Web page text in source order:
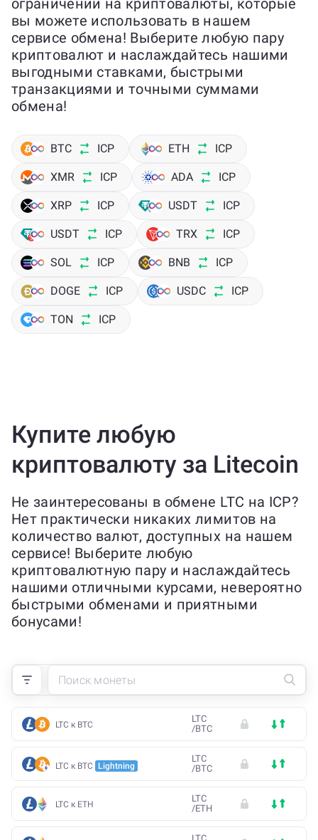
ограничений на криптовалюты, которые
вы можете использовать в нашем
сервисе обмена! Выберите любую пару
криптовалют и наслаждайтесь нашими
выгодными ставками, быстрыми
транзакциями и точными суммами
обмена!
BTC ICP ETH ICP
XMR ICP ADA ICP
XRP ICP USDT ICP
USDT ICP TRX ICP
SOL ICP BNB ICP
DOGE ICP USDC ICP
TON ICP
Купите любую
криптовалюту за Litecoin
Не заинтересованы в обмене LTC на ICP?
Нет практически никаких лимитов на
количество валют, доступных на нашем
сервисе! Выберите любую
криптовалютную пару и наслаждайтесь
нашими отличными курсами, невероятно
быстрыми обменами и приятными
бонусами!
LTC к BTC
LTC
/BTC
LTC к BTC Lightning
LTC
/BTC
LTC к ETH
LTC
/ETH